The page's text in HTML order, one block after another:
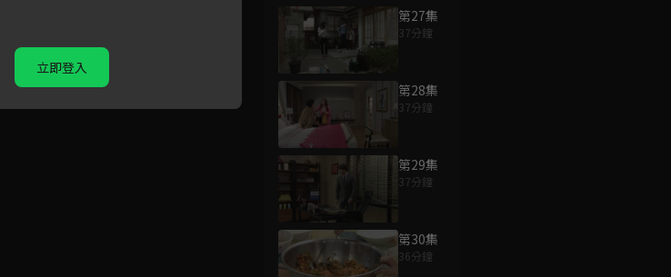
第27集
37分鐘
第28集
37分鐘
第29集
37分鐘
第30集
36分鐘
立即登入